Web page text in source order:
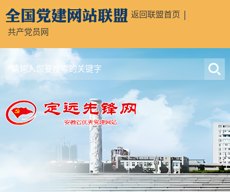
返回联盟首页
共产党员网